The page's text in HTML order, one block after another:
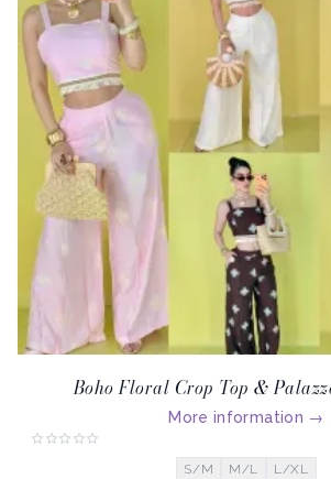
Boho Floral Crop Top &
More information →
S/M M/L L/XL